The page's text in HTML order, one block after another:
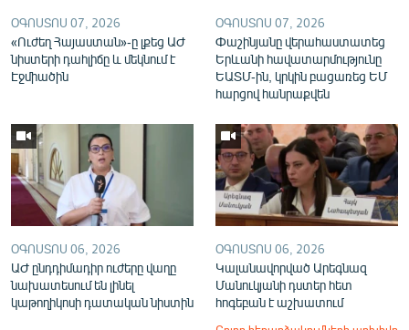
ՕԳՈՍՏՈՍ 07, 2026
«Ուժեղ Հայաստան»-ը լքեց ԱԺ
նիստերի դահլիճը և մեկնում է
Էջմիածին
ՕԳՈՍՏՈՍ 07, 2026
Փաշինյանը վերահաստատեց
Երևանի հավատարմությունը
ԵԱՏՄ-ին, կրկին բացառեց ԵՄ
հարցով հանրաքվեն
ՕԳՈՍՏՈՍ 06, 2026
ԱԺ ընդդիմադիր ուժերը վաղը
նախատեսում են լինել
կաթողիկոսի դատական նիստին
ՕԳՈՍՏՈՍ 06, 2026
Կալանավորված Արեգնազ
Մանուկյանի դստեր հետ
հոգեբան է աշխատում